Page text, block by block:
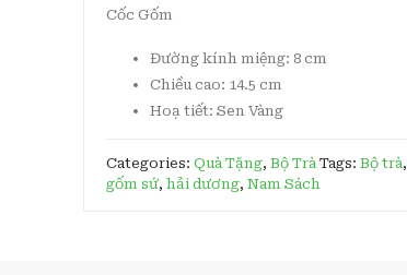
Cốc Gốm
Đường kính miệng: 8 cm
Chiều cao: 14.5 cm
Hoạ tiết: Sen Vàng
Categories: Quà Tặng, Bộ Trà Tags: Bộ trà,
gốm sứ, hải dương, Nam Sách